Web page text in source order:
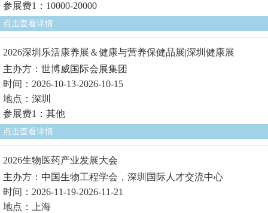
参展费1：10000-20000
点击查看详情
2026深圳乐活康养展＆健康与营养保健品展|深圳健康展
主办方：世博威国际会展集团
时间：2026-10-13-2026-10-15
地点：深圳
参展费1：其他
点击查看详情
2026生物医药产业发展大会
主办方：中国生物工程学会，深圳国际人才交流中心
时间：2026-11-19-2026-11-21
地点：上海